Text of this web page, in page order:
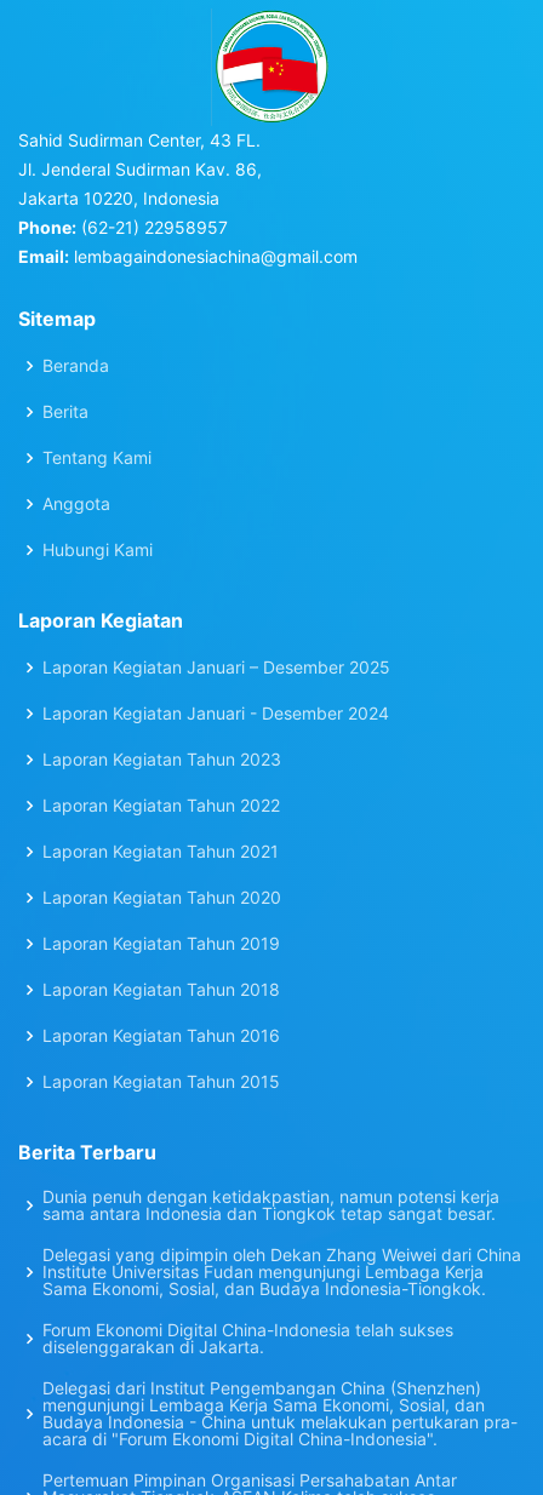
Sahid Sudirman Center, 43 FL.
Jl. Jenderal Sudirman Kav. 86,
Jakarta 10220, Indonesia
Phone: (62-21) 22958957
Email: lembagaindonesiachina@gmail.com
Sitemap
Beranda
Berita
Tentang Kami
Anggota
Hubungi Kami
Laporan Kegiatan
Laporan Kegiatan Januari – Desember 2025
Laporan Kegiatan Januari - Desember 2024
Laporan Kegiatan Tahun 2023
Laporan Kegiatan Tahun 2022
Laporan Kegiatan Tahun 2021
Laporan Kegiatan Tahun 2020
Laporan Kegiatan Tahun 2019
Laporan Kegiatan Tahun 2018
Laporan Kegiatan Tahun 2016
Laporan Kegiatan Tahun 2015
Berita Terbaru
Dunia penuh dengan ketidakpastian, namun potensi kerja
sama antara Indonesia dan Tiongkok tetap sangat besar.
Delegasi yang dipimpin oleh Dekan Zhang Weiwei dari China
Institute Universitas Fudan mengunjungi Lembaga Kerja
Sama Ekonomi, Sosial, dan Budaya Indonesia-Tiongkok.
Forum Ekonomi Digital China-Indonesia telah sukses
diselenggarakan di Jakarta.
Delegasi dari Institut Pengembangan China (Shenzhen)
mengunjungi Lembaga Kerja Sama Ekonomi, Sosial, dan
Budaya Indonesia - China untuk melakukan pertukaran pra-
acara di "Forum Ekonomi Digital China-Indonesia".
Pertemuan Pimpinan Organisasi Persahabatan Antar